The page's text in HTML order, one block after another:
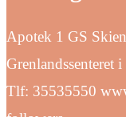
Apotek 1 GS
Tlf: 35535550